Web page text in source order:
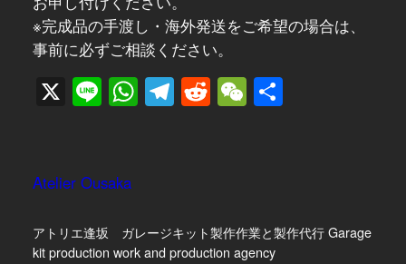
※完成品の手渡し・海外発送をご希望の場合は、
事前に必ずご相談ください。
X LineWhatsApp
Telegram
RedditWeChat
共
Atelier Ousaka
アトリエ逢坂 ガレージキット製作作業と製作代行 Garage
kit production work and production agency